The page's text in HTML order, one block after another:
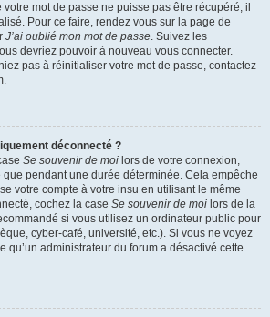
mot de passe ne puisse pas être récupéré, il
Pour ce faire, rendez vous sur la page de
J’ai oublié mon mot de passe. Suivez les
devriez pouvoir à nouveau vous connecter.
pas à réinitialiser votre mot de passe, contactez
déconnecté ?
Se souvenir de moi lors de votre connexion,
pendant une durée déterminée. Cela empêche
votre compte à votre insu en utilisant le même
cochez la case Se souvenir de moi lors de la
si vous utilisez un ordinateur public pour
cyber-café, université, etc.). Si vous ne voyez
qu’un administrateur du forum a désactivé cette